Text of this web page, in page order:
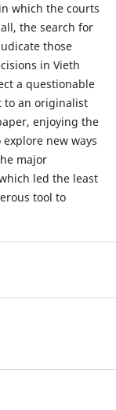
which the courts
the search for
those
in Vieth
a questionable
to an originalist
enjoying the
new ways
major
led the least
tool to